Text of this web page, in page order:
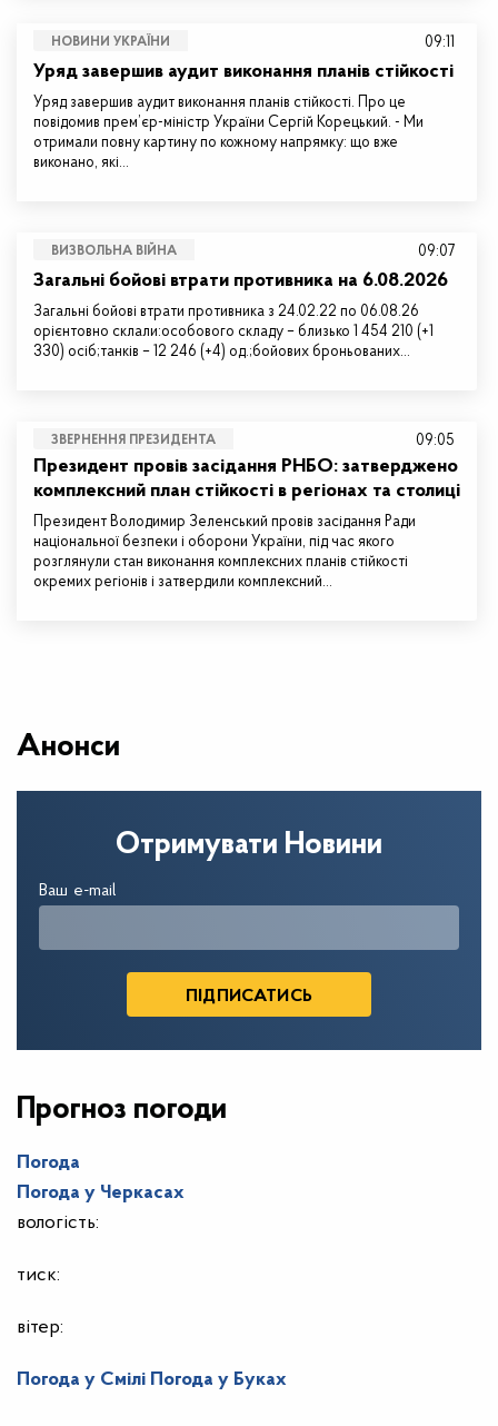
НОВИНИ УКРАЇНИ
Уряд завершив аудит виконання планів стійкості
Уряд завершив аудит виконання планів стійкості. Про це
повідомив прем’єр-міністр України Сергій Корецький. - Ми
отримали повну картину по кожному напрямку: що вже
виконано, які…
09:11
ВИЗВОЛЬНА ВІЙНА
Загальні бойові втрати противника на 6.08.2026
Загальні бойові втрати противника з 24.02.22 по 06.08.26
орієнтовно склали:особового складу – близько 1 454 210 (+1
330) осіб;танків – 12 246 (+4) од.;бойових броньованих…
09:07
ЗВЕРНЕННЯ ПРЕЗИДЕНТА
Президент провів засідання РНБО: затверджено
комплексний план стійкості в регіонах та столиці
Президент Володимир Зеленський провів засідання Ради
національної безпеки і оборони України, під час якого
розглянули стан виконання комплексних планів стійкості
окремих регіонів і затвердили комплексний…
09:05
Анонси
Отримувати Новини
Ваш e-mail
Прогноз погоди
Погода
Погода у Черкасах
вологість:
тиск:
вітер:
Погода у Смілі Погода у Буках